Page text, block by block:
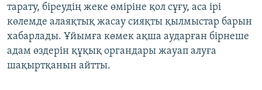
тарату, біреудің жеке өміріне қол сұғу, аса ірі
көлемде алаяқтық жасау сияқты қылмыстар барын
хабарлады. Ұйымға көмек ақша аударған бірнеше
адам өздерін құқық органдары жауап алуға
шақыртқанын айтты.